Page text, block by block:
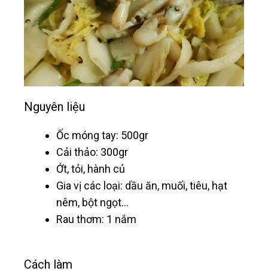
Nguyên liệu
Ốc móng tay: 500gr
Cải thảo: 300gr
Ớt, tỏi, hành củ
Gia vị các loại: dầu ăn, muối, tiêu, hạt
nêm, bột ngọt…
Rau thơm: 1 nắm
Cách làm